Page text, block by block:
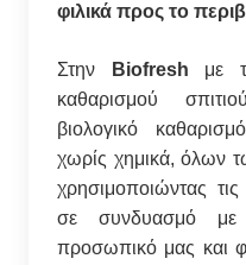
φιλικά προς το
Στην Biofresh με
καθαρισμού
βιολογικό
χωρίς χημικά, όλων
χρησιμοποιώντας
σε συνδυασμό με
προσωπικό μας και